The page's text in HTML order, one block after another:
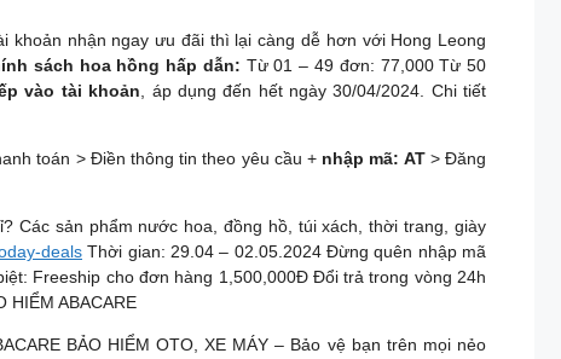
khoản nhận ngay ưu đãi thì lại càng dễ hơn với Hong Leong
sách hoa hồng hấp dẫn: Từ 01 – 49 đơn: 77,000 Từ 50
vào tài khoản , áp dụng đến hết ngày 30/04/2024. Chi tiết
toán > Điền thông tin theo yêu cầu + nhập mã: AT > Đăng
Các sản phẩm nước hoa, đồng hồ, túi xách, thời trang, giày
deals Thời gian: 29.04 – 02.05.2024 Đừng quên nhập mã
Freeship cho đơn hàng 1,500,000Đ Đổi trả trong vòng 24h
HIỂM ABACARE
BẢO HIỂM OTO, XE MÁY – Bảo vệ bạn trên mọi nẻo